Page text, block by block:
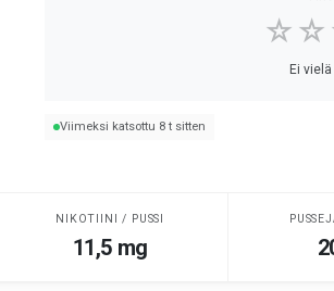
Ei
Viimeksi katsottu 8 t sitten
NIKOTIINI / PUSSI
11,5 mg